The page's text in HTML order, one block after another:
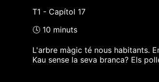
T1 - Capítol 17
🕓 10 minuts
L'arbre màgic té nous habitants.
Kau sense la seva branca? Els